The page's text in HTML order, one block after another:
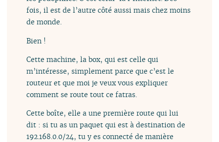
fois, il est de l’autre côté aussi mais chez moins
de monde.
Bien !
Cette machine, la box, qui est celle qui
m’intéresse, simplement parce que c’est le
routeur et que moi je veux vous expliquer
comment se route tout ce fatras.
Cette boîte, elle a une première route qui lui
dit : si tu as un paquet qui est à destination de
192.168.0.0/24, tu y es connecté de manière